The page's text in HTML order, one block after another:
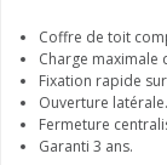
Coffre de toit
Charge maximale
Fixation rapide
Ouverture latérale.
Fermeture
Garanti 3 ans.